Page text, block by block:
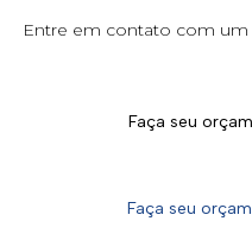
Entre em contato com um
Faça seu
Faça seu